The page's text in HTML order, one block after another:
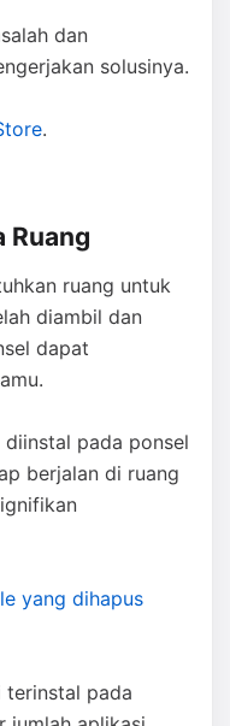
dan
solusinya.
.
Ruang
ruang untuk
diambil dan
dapat
pada ponsel
berjalan di ruang
yang dihapus
terinstal pada